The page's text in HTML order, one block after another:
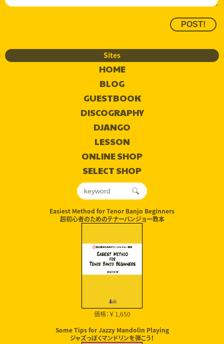
Sites
HOME
BLOG
GUESTBOOK
DISCOGRAPHY
DJANGO
LESSON
ONLINE SHOP
SELECT SHOP
Easiest Method for Tenor Banjo Beginners
超初心者のためのテナーバンジョー教本
価格：￥ 1,650
Some Tips for Jazzy Mandolin Playing
ジャズっぽくマンドリンを弾こう！